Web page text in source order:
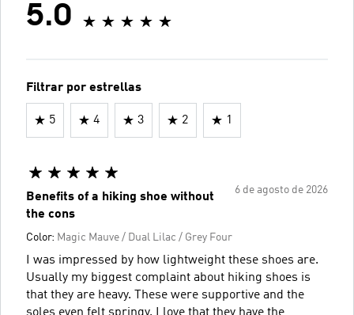
5.0
Filtrar por estrellas
5 4 3 2 1
6 de agosto de 2026
Benefits of a hiking shoe without
the cons
Color: Magic Mauve / Dual Lilac / Grey Four
I was impressed by how lightweight these shoes are.
Usually my biggest complaint about hiking shoes is
that they are heavy. These were supportive and the